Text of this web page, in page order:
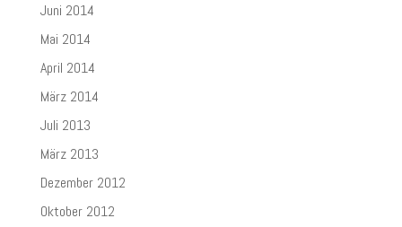
Juni 2014
Mai 2014
April 2014
März 2014
Juli 2013
März 2013
Dezember 2012
Oktober 2012